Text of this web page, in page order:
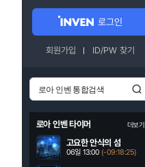
로그인
회원가입 ID/PW 찾기
로아 인벤 타이머 더보기
고요한 안식의 섬
06일 13:00 (-09:18:24)